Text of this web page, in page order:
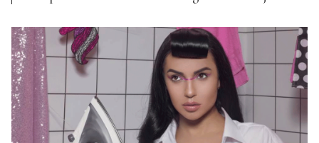
patur shtëpinë e saj që në fëmijëri. Miriami, e cila
momentalisht është e angazhuar në rolin e saj si
trajnere...